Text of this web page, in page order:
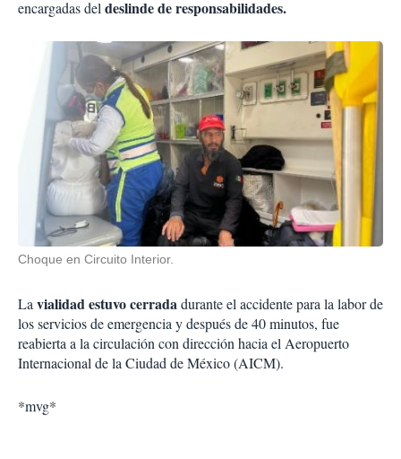
encargadas deldeslinde de responsabilidades.
Choque en Circuito Interior.
Lavialidad estuvo cerradadurante el accidente para la labor de
los servicios de emergencia y después de 40 minutos, fue
reabierta a la circulación con dirección hacia el Aeropuerto
Internacional de la Ciudad de México (AICM).
*mvg*